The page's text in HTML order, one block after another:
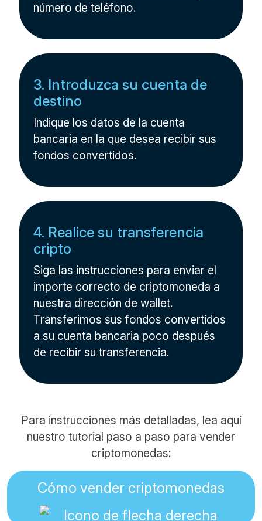
número de teléfono.
3. Introduzca su cuenta de
destino
Indique los datos de la cuenta
bancaria en la que desea recibir sus
fondos convertidos.
4. Realice su transferencia
cripto
Siga las instrucciones para enviar el
importe correcto de criptomoneda a
nuestra dirección de wallet.
Transferimos sus fondos convertidos
a su cuenta bancaria poco después
de recibir su transferencia.
Para instrucciones más detalladas, lea aquí
nuestro tutorial paso a paso para vender
criptomonedas:
Cómo vender criptomonedas